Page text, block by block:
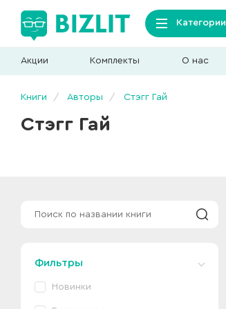
Акции Комплекты О нас
Книги Авторы Стэгг Гай
Стэгг Гай
Фильтры
Новинки